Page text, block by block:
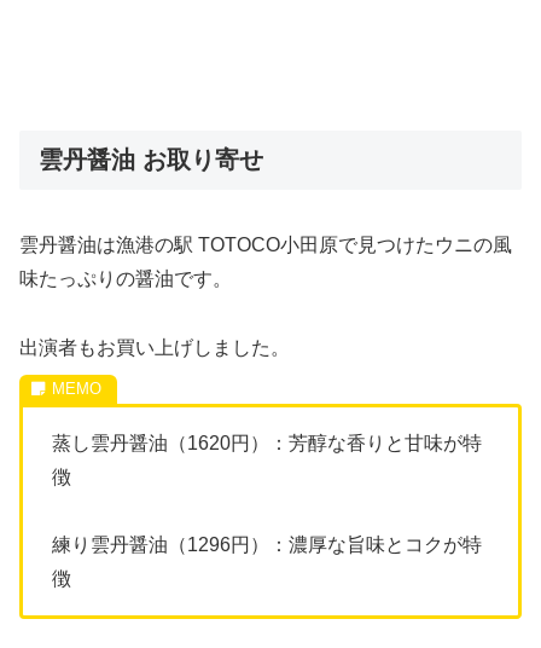
雲丹醤油 お取り寄せ
雲丹醤油は漁港の駅 TOTOCO小田原で見つけたウニの風
味たっぷりの醤油です。
出演者もお買い上げしました。
蒸し雲丹醤油（1620円）：芳醇な香りと甘味が特
徴
練り雲丹醤油（1296円）：濃厚な旨味とコクが特
徴